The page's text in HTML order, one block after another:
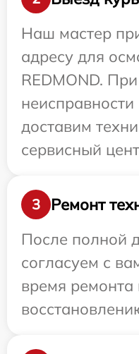
Наш мастер
адресу для
REDMOND.
доставим
сервисный
3
Ремонт
После полной
согласуем с
время ремонта